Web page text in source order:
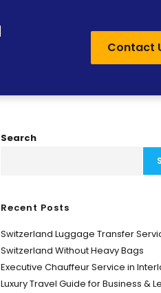
Contact
Search
Recent Posts
Switzerland Luggage Transfer
Switzerland Without Heavy Bags
Executive Chauffeur Service in
Luxury Travel Guide for Business &